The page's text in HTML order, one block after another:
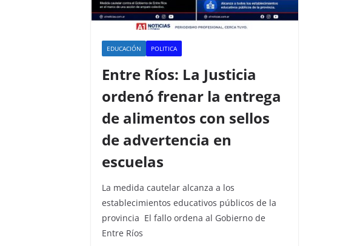
EDUCACIÓN POLITICA
Entre Ríos: La Justicia
ordenó frenar la entrega
de alimentos con sellos
de advertencia en
escuelas
La medida cautelar alcanza a los
establecimientos educativos públicos de la
provincia El fallo ordena al Gobierno de
Entre Ríos